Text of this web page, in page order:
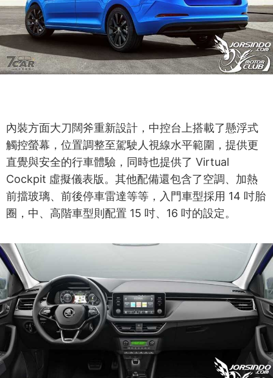
內裝方面大刀闊斧重新設計，中控台上搭載了懸浮式
觸控螢幕，位置調整至駕駛人視線水平範圍，提供更
直覺與安全的行車體驗，同時也提供了 Virtual
Cockpit 虛擬儀表版。其他配備還包含了空調、加熱
前擋玻璃、前後停車雷達等等，入門車型採用 14 吋胎
圈，中、高階車型則配置 15 吋、16 吋的設定。